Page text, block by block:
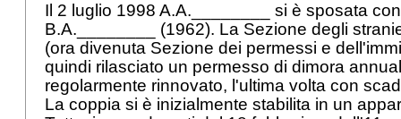
Il 2 luglio 1998 A.A.________ si è sposata
B.A.________ (1962). La Sezione degli
(ora divenuta Sezione dei permessi e
quindi rilasciato un permesso di dimora
regolarmente rinnovato, l'ultima volta con
La coppia si è inizialmente stabilita in un